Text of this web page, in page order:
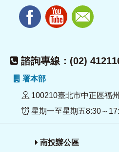
諮詢專線：(02)
署本部
100210臺北市中正區福
星期一至星期五8:30～
南投辦公區